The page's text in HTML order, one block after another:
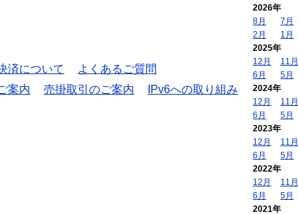
済について
よくあるご質問
案内 売掛取引のご案内
IPv6への取り組み
2026年
8月
7月
2月
1月
2025年
12月
11月
6月
5月
2024年
12月
11月
6月
5月
2023年
12月
11月
6月
5月
2022年
12月
11月
6月
5月
2021年